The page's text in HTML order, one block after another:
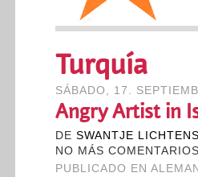
Turquía
SÁBADO, 17.
Angry Artist in
DE SWANTJE
NO MÁS COMENTARIOS
PUBLICADO EN